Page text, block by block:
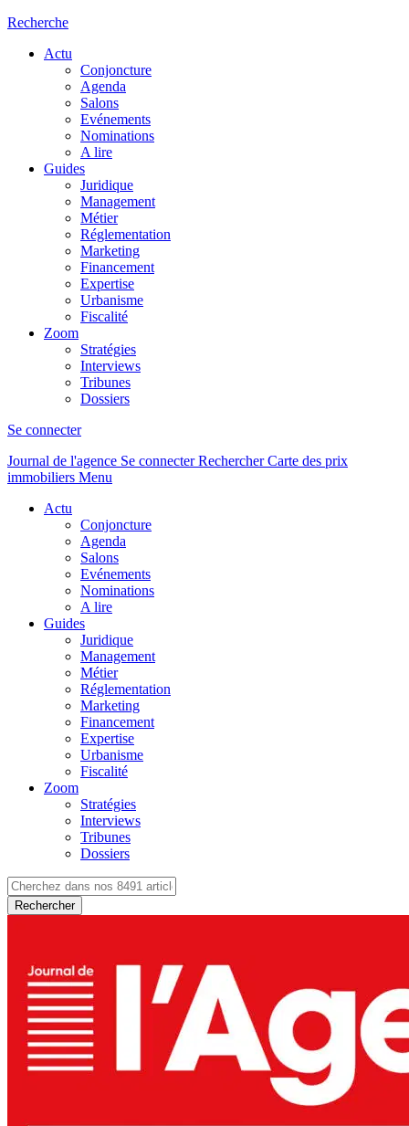
Recherche
Actu
Conjoncture
Agenda
Salons
Evénements
Nominations
A lire
Guides
Juridique
Management
Métier
Réglementation
Marketing
Financement
Expertise
Urbanisme
Fiscalité
Zoom
Stratégies
Interviews
Tribunes
Dossiers
Se connecter
Journal de l'agence Se connecterRechercher Carte des prix
immobiliers Menu
Actu
Conjoncture
Agenda
Salons
Evénements
Nominations
A lire
Guides
Juridique
Management
Métier
Réglementation
Marketing
Financement
Expertise
Urbanisme
Fiscalité
Zoom
Stratégies
Interviews
Tribunes
Dossiers
Rechercher